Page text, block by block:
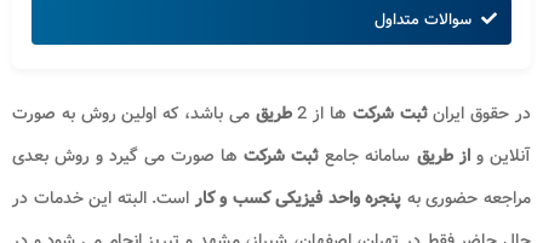
سوالات متداول
در حقوق ایرانثبت شرکت ها از 2 طریقمی باشد، که اولین روش به صورت
آنلاین و از طریق سامانه جامع ثبت شرکت ها صورت می گیرد و روش بعدی
مراجعه حضوری به پنجره واحد فیزیکی کسب و کاراست. البته این خدمات در